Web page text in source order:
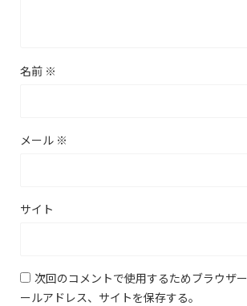
名前 ※
メール ※
サイト
次回のコメントで使用するためブラウザ
ールアドレス、サイトを保存する。